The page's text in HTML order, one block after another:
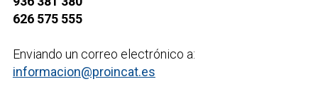
626 575 555
Enviando un correo electrónico a:
informacion@proincat.es